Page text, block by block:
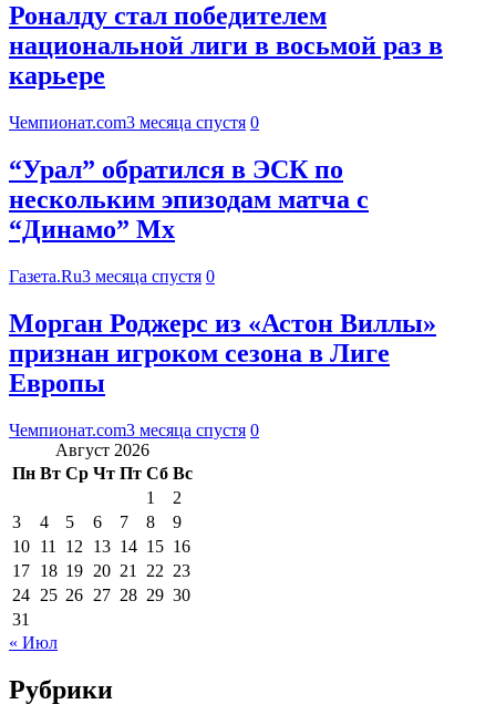
Роналду стал победителем
национальной лиги в восьмой раз в
карьере
Чемпионат.com3 месяца спустя 0
“Урал” обратился в ЭСК по
нескольким эпизодам матча с
“Динамо” Мх
Газета.Ru3 месяца спустя 0
Морган Роджерс из «Астон Виллы»
признан игроком сезона в Лиге
Европы
Чемпионат.com3 месяца спустя 0
Август 2026
Пн Вт Ср Чт Пт Сб Вс
1
2
3
4 5 6 7 8
9
10 11 12 13 14 15 16
17 18 19 20 21 22 23
24 25 26 27 28 29 30
31
« Июл
Рубрики